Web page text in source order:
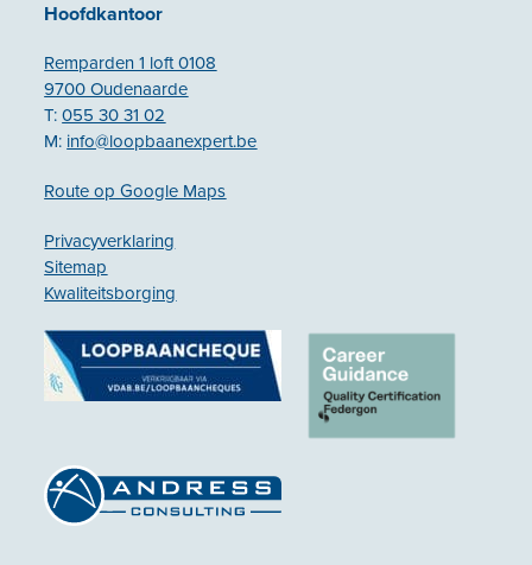
Hoofdkantoor
Remparden 1 loft 0108
9700 Oudenaarde
T:055 30 31 02
M: info@loopbaanexpert.be
Route op Google Maps
Privacyverklaring
Sitemap
Kwaliteitsborging